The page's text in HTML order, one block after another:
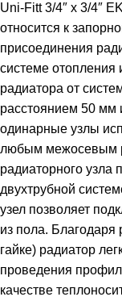
Uni-Fitt 3/4″ х 3/4″
относится к
присоединения
системе отопления
радиатора от
расстоянием 50 мм
одинарные узлы
любым межосевым
радиаторного узла
двухтрубной
узел позволяет
из пола.
гайке) радиатор
проведения
качестве